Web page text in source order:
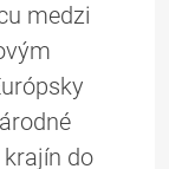
medzi
do